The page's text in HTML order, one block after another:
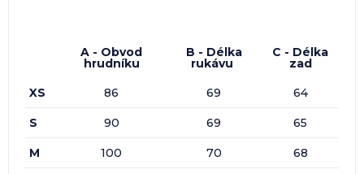
A - Obvod
hrudníku
B - Délka
rukávu
C - Délka
zad
XS
86 69 64
S 90 69 65
M 100 70 68